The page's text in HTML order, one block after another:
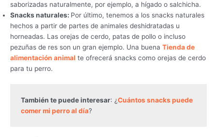
saborizadas naturalmente, por ejemplo, a hígado o salchicha.
Snacks naturales: Por último, tenemos a los snacks naturales
hechos a partir de partes de animales deshidratadas u
horneadas. Las orejas de cerdo, patas de pollo o incluso
pezuñas de res son un gran ejemplo. Una buenaTienda de
alimentación animal te ofrecerá snacks como orejas de cerdo
para tu perro.
También te puede interesar: ¿Cuántos snacks puede
comer mi perro al día?